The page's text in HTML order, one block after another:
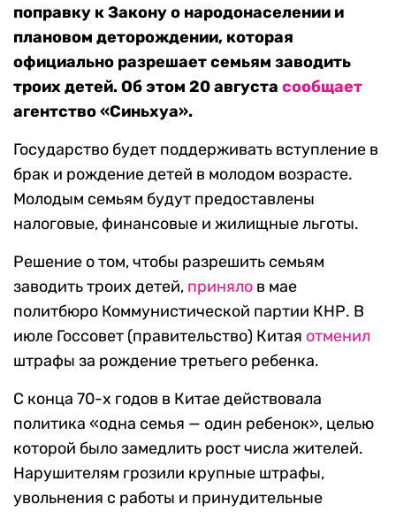
поправку к Закону о народонаселении и
плановом деторождении, которая
официально разрешает семьям заводить
троих детей. Об этом 20 августа сообщает
агентство «Синьхуа».
Государство будет поддерживать вступление в
брак и рождение детей в молодом возрасте.
Молодым семьям будут предоставлены
налоговые, финансовые и жилищные льготы.
Решение о том, чтобы разрешить семьям
заводить троих детей, приняло в мае
политбюро Коммунистической партии КНР. В
июле Госсовет (правительство) Китая отменил
штрафы за рождение третьего ребенка.
С конца 70-х годов в Китае действовала
политика «одна семья — один ребенок», целью
которой было замедлить рост числа жителей.
Нарушителям грозили крупные штрафы,
увольнения с работы и принудительные